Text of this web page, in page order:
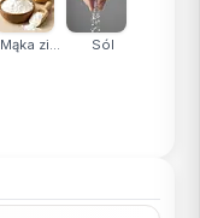
Mąka zi... Sól